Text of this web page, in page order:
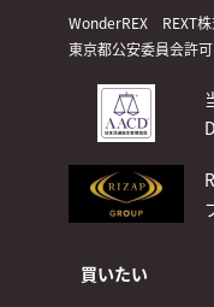
WonderREX REXT株
東京都公安委員会許
買いたい